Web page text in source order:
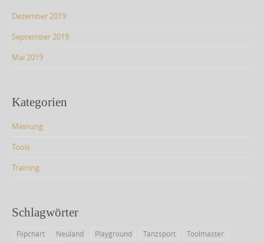
Dezember 2019
September 2019
Mai 2019
Kategorien
Meinung
Tools
Training
Schlagwörter
Flipchart Neuland Playground Tanzsport
Toolmaster